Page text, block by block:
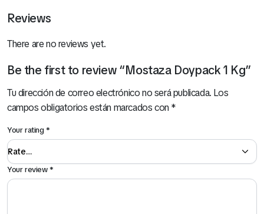
Reviews
There are no reviews yet.
Be the first to review “Mostaza Doypack 1 Kg”
Tu dirección de correo electrónico no será publicada. Los
campos obligatorios están marcados con*
Your rating*
Your review*